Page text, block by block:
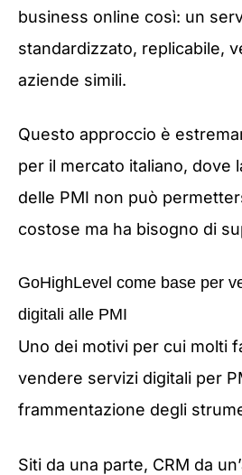
business online così: un
standardizzato, replicabile,
aziende simili.
Questo approccio è
per il mercato italiano, dove
delle PMI non può
costose ma ha bisogno di
GoHighLevel come base per
digitali alle PMI
Uno dei motivi per cui molti
vendere servizi digitali per
frammentazione degli
Siti da una parte, CRM da